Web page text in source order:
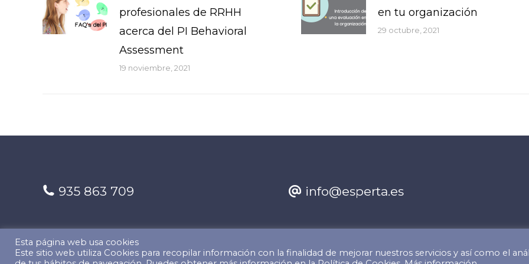
profesionales de RRHH
acerca del PI Behavioral
Assessment
19 noviembre, 2021
en tu organización
29 octubre, 2021
935 863 709 info@esperta.es
© Copyright 2022 The Predictive Index. Todos los derechos reservados.
Esta página web usa cookies
Este sitio web utiliza Cookies para recopilar información con la finalidad de mejorar nuestros servicios y así como el